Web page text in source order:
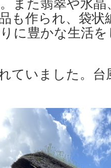
も作られ、袋状
に豊かな生活
ていました。